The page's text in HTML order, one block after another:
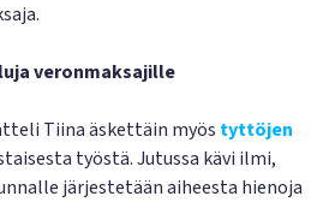
veronmaksajille
Tiina äskettäin myös tyttöjen
työstä. Jutussa kävi ilmi,
järjestetään aiheesta hienoja